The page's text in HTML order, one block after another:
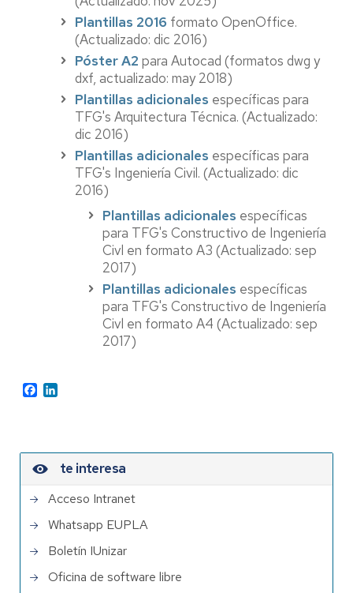
Plantillas 2016 formato OpenOffice.
(Actualizado: dic 2016)
Póster A2 para Autocad (formatos dwg y
dxf, actualizado: may 2018)
Plantillas adicionales específicas para
TFG's Arquitectura Técnica. (Actualizado:
dic 2016)
Plantillas adicionales específicas para
TFG's Ingeniería Civil. (Actualizado: dic
2016)
Plantillas adicionales específicas
para TFG's Constructivo de Ingeniería
Civl en formato A3 (Actualizado: sep
2017)
Plantillas adicionales específicas
para TFG's Constructivo de Ingeniería
Civl en formato A4 (Actualizado: sep
2017)
Facebook
te interesa
Acceso Intranet
Whatsapp EUPLA
Boletín IUnizar
Oficina de software libre